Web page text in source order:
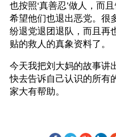
也按照‘真善忍’做人，而
希望他们也退出恶党。很
纷退党退团退队，而且再
贴的救人的真象资料了。
今天我把刘大妈的故事讲
快去告诉自己认识的所有